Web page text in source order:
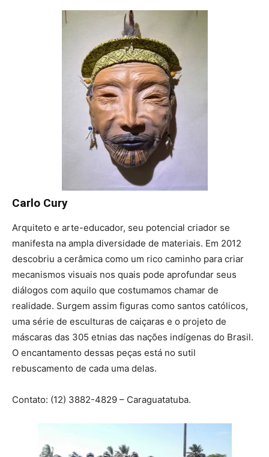
Carlo Cury
Arquiteto e arte-educador, seu potencial criador se
manifesta na ampla diversidade de materiais. Em 2012
descobriu a cerâmica como um rico caminho para criar
mecanismos visuais nos quais pode aprofundar seus
diálogos com aquilo que costumamos chamar de
realidade. Surgem assim figuras como santos católicos,
uma série de esculturas de caiçaras e o projeto de
máscaras das 305 etnias das nações indígenas do Brasil.
O encantamento dessas peças está no sutil
rebuscamento de cada uma delas.
Contato: (12) 3882-4829 – Caraguatatuba.